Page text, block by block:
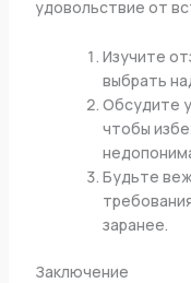
удовольствие от
Изучите
выбрать
Обсудите
чтобы
Будьте
заранее.
Заключение